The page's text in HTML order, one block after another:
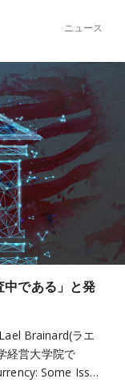
ニュース
中である」と発
Brainard(ラエ
経営大学院で
Some Iss…